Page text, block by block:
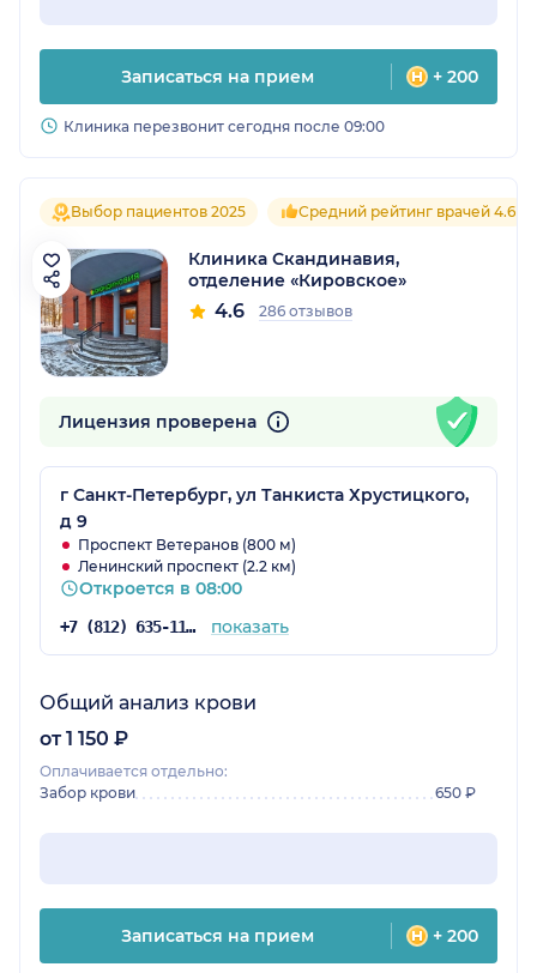
Записаться на прием + 200
Клиника перезвонит сегодня после 09:00
Выбор пациентов 2025 Средний рейтинг врачей 4.6
Клиника Скандинавия,
отделение «Кировское»
4.6 286 отзывов
Лицензия проверена
г Санкт-Петербург, ул Танкиста Хрустицкого,
д 9
Проспект Ветеранов (800 м)
Ленинский проспект (2.2 км)
Откроется в 08:00
+7 (812) 635-11-79 показать
Общий анализ крови
от 1 150 ₽
Оплачивается отдельно:
Забор крови
650 ₽
Записаться на прием + 200